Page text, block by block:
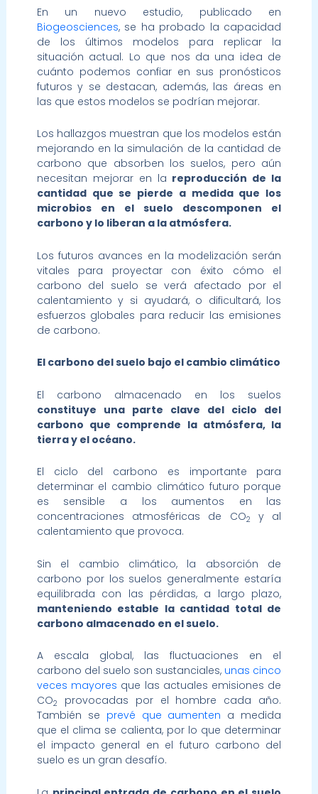
En un nuevo estudio, publicado en
Biogeosciences, se ha probado la capacidad
de los últimos modelos para replicar la
situación actual. Lo que nos da una idea de
cuánto podemos confiar en sus pronósticos
futuros y se destacan, además, las áreas en
las que estos modelos se podrían mejorar.
Los hallazgos muestran que los modelos están
mejorando en la simulación de la cantidad de
carbono que absorben los suelos, pero aún
necesitan mejorar en la reproducción de la
cantidad que se pierde a medida que los
microbios en el suelo descomponen el
carbono y lo liberan a la atmósfera.
Los futuros avances en la modelización serán
vitales para proyectar con éxito cómo el
carbono del suelo se verá afectado por el
calentamiento y si ayudará, o dificultará, los
esfuerzos globales para reducir las emisiones
de carbono.
El carbono del suelo bajo el cambio climático
El carbono almacenado en los suelos
constituye una parte clave del ciclo del
carbono que comprende la atmósfera, la
tierra y el océano.
El ciclo del carbono es importante para
determinar el cambio climático futuro porque
es sensible a los aumentos en las
concentraciones atmosféricas de CO2
y al
calentamiento que provoca.
Sin el cambio climático, la absorción de
carbono por los suelos generalmente estaría
equilibrada con las pérdidas, a largo plazo,
manteniendo estable la cantidad total de
carbono almacenado en el suelo.
A escala global, las fluctuaciones en el
carbono del suelo son sustanciales, unas cinco
veces mayores que las actuales emisiones de
CO2
provocadas por el hombre cada año.
También se prevé que aumenten a medida
que el clima se calienta, por lo que determinar
el impacto general en el futuro carbono del
suelo es un gran desafío.